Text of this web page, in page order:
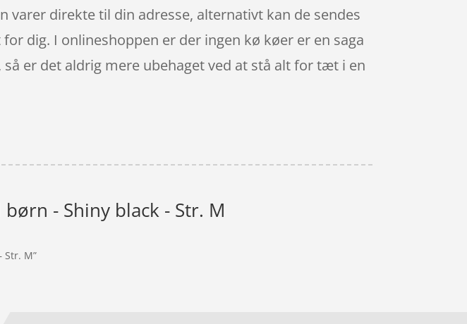
direkte til din adresse, alternativt kan de sendes
dig. I onlineshoppen er der ingen kø køer er en saga
er det aldrig mere ubehaget ved at stå alt for tæt i en
- Shiny black - Str. M
M”